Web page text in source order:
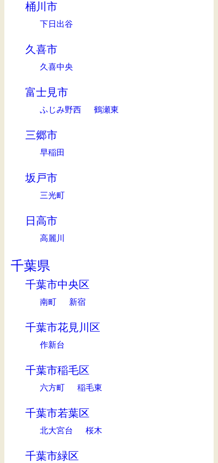
桶川市
下日出谷
久喜市
久喜中央
富士見市
ふじみ野西 鶴瀬東
三郷市
早稲田
坂戸市
三光町
日高市
高麗川
千葉県
千葉市中央区
南町 新宿
千葉市花見川区
作新台
千葉市稲毛区
六方町 稲毛東
千葉市若葉区
北大宮台 桜木
千葉市緑区